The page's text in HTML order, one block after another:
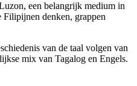
een belangrijk medium in
Filipijnen denken, grappen
van de taal volgen van
mix van Tagalog en Engels.